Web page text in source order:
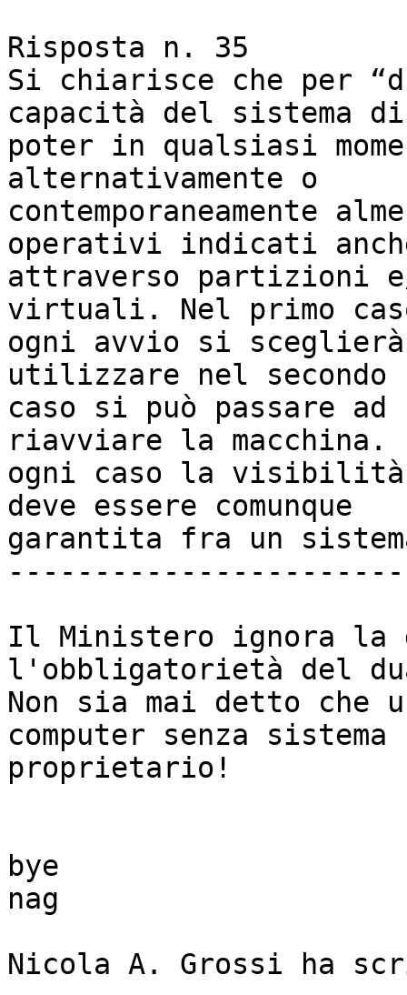
Risposta n. 35
Si chiarisce che per
capacità del sistema
poter in qualsiasi
alternativamente o
contemporaneamente
operativi indicati
attraverso partizioni
virtuali. Nel primo
ogni avvio si
utilizzare nel secondo
caso si può passare
riavviare la
ogni caso la visibilità
deve essere comunque
garantita fra un
Il Ministero ignora la
l'obbligatorietà del
Non sia mai detto che
computer senza sistema
proprietario!
bye
nag
Nicola A. Grossi ha